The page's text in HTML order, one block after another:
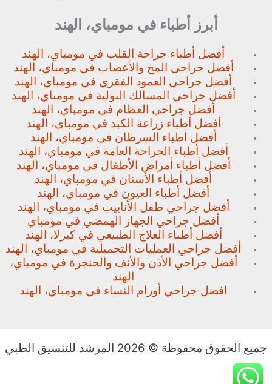
أبرز أطباء في مومباي، الهند
أفضل أطباء جراحة القلب في مومباي، الهند
أفضل جراحي المخ والأعصاب في مومباي، الهند
أفضل جراحي العمود الفقري في مومباي، الهند
أفضل جراحي المسالك البولية في مومباي، الهند
أفضل جراحي العظام في مومباي، الهند
أفضل أطباء زراعة الكبد في مومباي، الهند
أفضل أطباء السرطان في مومباي، الهند
أفضل أطباء الجراحة العامة في مومباي، الهند
أفضل أطباء أمراض الأطفال في مومباي، الهند
أفضل أطباء الأسنان في مومباي، الهند
أفضل أطباء العيون في مومباي، الهند
أفضل جراحي طفل الأنابيب في مومباي، الهند
أفضل جراحي الجهاز الهمضي في مومباي
أفضل أطباء العلاج الطبيعي في كيرلا، الهند
أفضل جراحي العمليات التجميلية في مومباي، الهند
أفضل جراحي الأذن والأنف والحنجرة في مومباي،
الهند
افضل جراحي أورام النساء في مومباي، الهند
جميع الحقوق محفوظة © 2026 المرشد للتنسيق الطبي